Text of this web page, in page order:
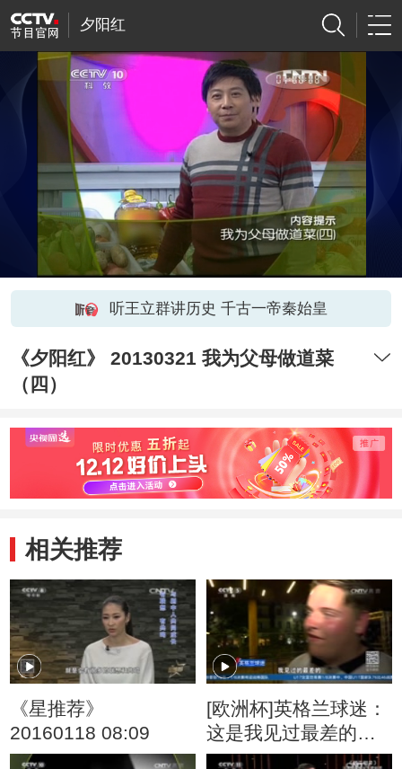
夕阳红
听王立群讲历史 千古一帝秦始皇
《夕阳红》 20130321 我为父母做道菜
（四）
相关推荐
《星推荐》
20160118 08:09
[欧洲杯]英格兰球迷：
这是我见过最差的英
格兰队